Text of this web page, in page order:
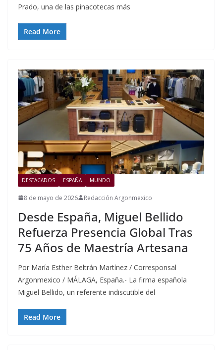
Prado, una de las pinacotecas más
Read More
DESTACADOS ESPAÑA MUNDO
8 de mayo de 2026 Redacción Argonmexico
Desde España, Miguel Bellido
Refuerza Presencia Global Tras
75 Años de Maestría Artesana
Por María Esther Beltrán Martínez / Corresponsal
Argonmexico / MÁLAGA, España.- La firma española
Miguel Bellido, un referente indiscutible del
Read More